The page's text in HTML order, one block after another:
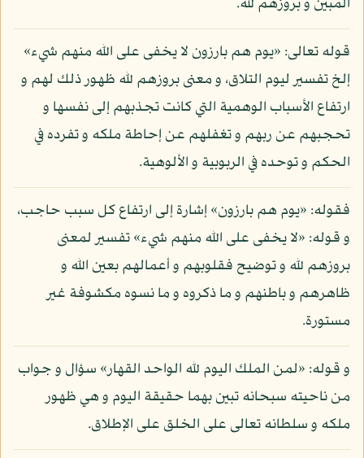
المبين و بروزهم لله.
قوله تعالى: «يوم هم بارزون لا يخفى على الله منهم شيء»
إلخ تفسير ليوم التلاق، و معنى بروزهم لله ظهور ذلك لهم و
ارتفاع الأسباب الوهمية التي كانت تجذبهم إلى نفسها و
تحجبهم عن ربهم و تغفلهم عن إحاطة ملكه و تفرده في
الحكم و توحده في الربوبية و الألوهية.
فقوله: «يوم هم بارزون» إشارة إلى ارتفاع كل سبب حاجب،
و قوله: «لا يخفى على الله منهم شيء» تفسير لمعنى
بروزهم لله و توضيح فقلوبهم و أعمالهم بعين الله و
ظاهرهم و باطنهم و ما ذكروه و ما نسوه مكشوفة غير
مستورة.
و قوله: «لمن الملك اليوم لله الواحد القهار» سؤال و جواب
من ناحيته سبحانه تبين بهما حقيقة اليوم و هي ظهور
ملكه و سلطانه تعالى على الخلق على الإطلاق.